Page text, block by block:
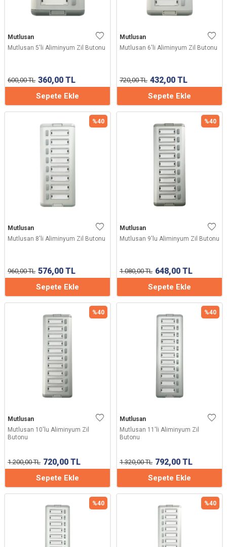
Mutlusan
Mutlusan 5'li Aliminyum Zil Butonu
600,00TL 360,00 TL
Sepete Ekle
Mutlusan
Mutlusan 6'li Aliminyum Zil Butonu
720,00TL 432,00 TL
Sepete Ekle
%40
Mutlusan
Mutlusan 8'li Aliminyum Zil Butonu
960,00TL 576,00 TL
Sepete Ekle
%40
Mutlusan
Mutlusan 9'lu Aliminyum Zil Butonu
1.080,00TL 648,00 TL
Sepete Ekle
%40
Mutlusan
Mutlusan 10'lu Aliminyum Zil
Butonu
1.200,00TL 720,00 TL
Sepete Ekle
%40
Mutlusan
Mutlusan 11'li Aliminyum Zil
Butonu
1.320,00TL 792,00 TL
Sepete Ekle
%40 %40